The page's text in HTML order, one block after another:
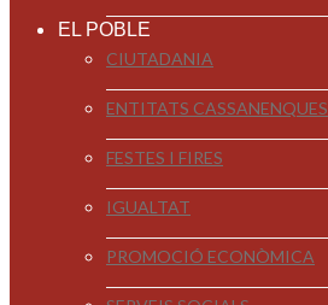
EL POBLE
CIUTADANIA
ENTITATS CASSANENQUES
FESTES I FIRES
IGUALTAT
PROMOCIÓ ECONÒMICA